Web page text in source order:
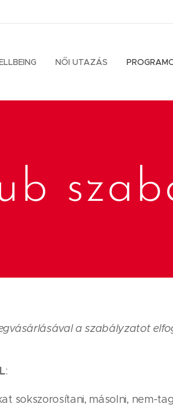
NŐI UTAZÁS
a szabályzatot
:
sokszorosítani, másolni, nem-